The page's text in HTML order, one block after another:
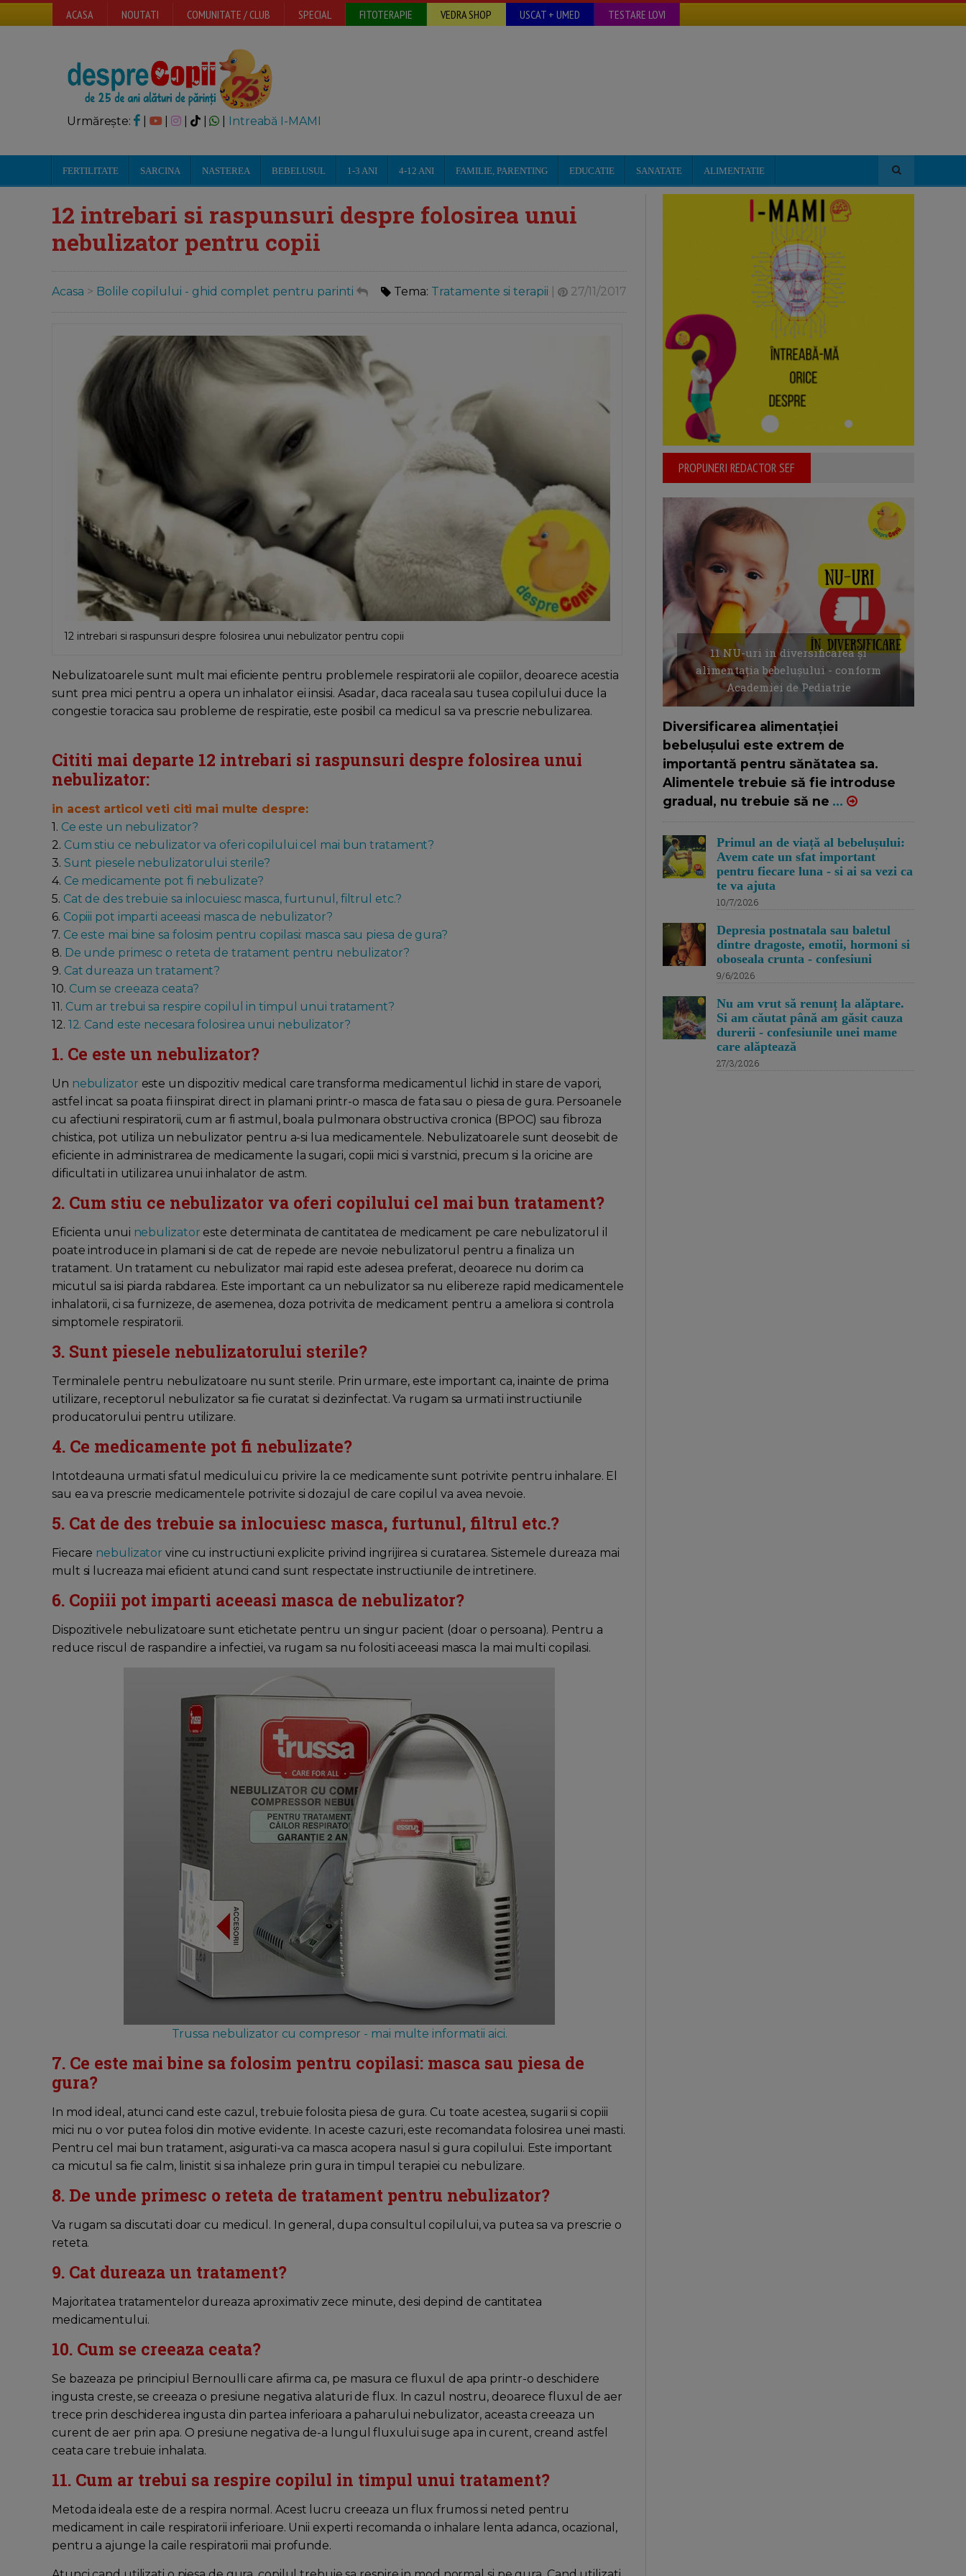
ACASA NOUTATI COMUNITATE / CLUB SPECIAL FITOTERAPIE VEDRA SHOP USCAT + UMED TESTARE LOVI
Urmărește: | | Intreabă I-MAMI
FERTILITATE SARCINA NASTEREA BEBELUSUL 1-3 ANI 4-12 ANI FAMILIE, PARENTING EDUCATIE SANATATE ALIMENTATIE
12 intrebari si raspunsuri despre folosirea unui
nebulizator pentru copii
Acasa > Bolile copilului - ghid complet pentru parinti Tema: Tratamente si terapii 27/11/2017
12 intrebari si raspunsuri despre folosirea unui nebulizator pentru copii
Nebulizatoarele sunt mult mai eficiente pentru problemele respiratorii ale copiilor, deoarece acestia
sunt prea mici pentru a opera un inhalator ei insisi. Asadar, daca raceala sau tusea copilului duce la
congestie toracica sau probleme de respiratie, este posibil ca medicul sa va prescrie nebulizarea.
Cititi mai departe 12 intrebari si raspunsuri despre folosirea unui
nebulizator:
in acest articol veti citi mai multe despre:
1. Ce este un nebulizator?
2. Cum stiu ce nebulizator va oferi copilului cel mai bun tratament?
3. Sunt piesele nebulizatorului sterile?
4. Ce medicamente pot fi nebulizate?
5. Cat de des trebuie sa inlocuiesc masca, furtunul, filtrul etc.?
6. Copiii pot imparti aceeasi masca de nebulizator?
7. Ce este mai bine sa folosim pentru copilasi: masca sau piesa de gura?
8. De unde primesc o reteta de tratament pentru nebulizator?
9. Cat dureaza un tratament?
10. Cum se creeaza ceata?
11. Cum ar trebui sa respire copilul in timpul unui tratament?
12. 12. Cand este necesara folosirea unui nebulizator?
1. Ce este un nebulizator?
Un nebulizator este un dispozitiv medical care transforma medicamentul lichid in stare de vapori,
astfel incat sa poata fi inspirat direct in plamani printr-o masca de fata sau o piesa de gura. Persoanele
cu afectiuni respiratorii, cum ar fi astmul, boala pulmonara obstructiva cronica (BPOC) sau fibroza
chistica, pot utiliza un nebulizator pentru a-si lua medicamentele. Nebulizatoarele sunt deosebit de
eficiente in administrarea de medicamente la sugari, copii mici si varstnici, precum si la oricine are
dificultati in utilizarea unui inhalator de astm.
2. Cum stiu ce nebulizator va oferi copilului cel mai bun tratament?
Eficienta unui nebulizator este determinata de cantitatea de medicament pe care nebulizatorul il
poate introduce in plamani si de cat de repede are nevoie nebulizatorul pentru a finaliza un
tratament. Un tratament cu nebulizator mai rapid este adesea preferat, deoarece nu dorim ca
micutul sa isi piarda rabdarea. Este important ca un nebulizator sa nu elibereze rapid medicamentele
inhalatorii, ci sa furnizeze, de asemenea, doza potrivita de medicament pentru a ameliora si controla
simptomele respiratorii.
3. Sunt piesele nebulizatorului sterile?
Terminalele pentru nebulizatoare nu sunt sterile. Prin urmare, este important ca, inainte de prima
utilizare, receptorul nebulizator sa fie curatat si dezinfectat. Va rugam sa urmati instructiunile
producatorului pentru utilizare.
4. Ce medicamente pot fi nebulizate?
Intotdeauna urmati sfatul medicului cu privire la ce medicamente sunt potrivite pentru inhalare. El
sau ea va prescrie medicamentele potrivite si dozajul de care copilul va avea nevoie.
5. Cat de des trebuie sa inlocuiesc masca, furtunul, filtrul etc.?
Fiecare nebulizator vine cu instructiuni explicite privind ingrijirea si curatarea. Sistemele dureaza mai
mult si lucreaza mai eficient atunci cand sunt respectate instructiunile de intretinere.
6. Copiii pot imparti aceeasi masca de nebulizator?
Dispozitivele nebulizatoare sunt etichetate pentru un singur pacient (doar o persoana). Pentru a
reduce riscul de raspandire a infectiei, va rugam sa nu folositi aceeasi masca la mai multi copilasi.
Trussa nebulizator cu compresor - mai multe informatii aici.
7. Ce este mai bine sa folosim pentru copilasi: masca sau piesa de
gura?
In mod ideal, atunci cand este cazul, trebuie folosita piesa de gura. Cu toate acestea, sugarii si copiii
mici nu o vor putea folosi din motive evidente. In aceste cazuri, este recomandata folosirea unei masti.
Pentru cel mai bun tratament, asigurati-va ca masca acopera nasul si gura copilului. Este important
ca micutul sa fie calm, linistit si sa inhaleze prin gura in timpul terapiei cu nebulizare.
8. De unde primesc o reteta de tratament pentru nebulizator?
Va rugam sa discutati doar cu medicul. In general, dupa consultul copilului, va putea sa va prescrie o
reteta.
9. Cat dureaza un tratament?
Majoritatea tratamentelor dureaza aproximativ zece minute, desi depind de cantitatea
medicamentului.
10. Cum se creeaza ceata?
Se bazeaza pe principiul Bernoulli care afirma ca, pe masura ce fluxul de apa printr-o deschidere
ingusta creste, se creeaza o presiune negativa alaturi de flux. In cazul nostru, deoarece fluxul de aer
trece prin deschiderea ingusta din partea inferioara a paharului nebulizator, aceasta creeaza un
curent de aer prin apa. O presiune negativa de-a lungul fluxului suge apa in curent, creand astfel
ceata care trebuie inhalata.
11. Cum ar trebui sa respire copilul in timpul unui tratament?
Metoda ideala este de a respira normal. Acest lucru creeaza un flux frumos si neted pentru
medicament in caile respiratorii inferioare. Unii experti recomanda o inhalare lenta adanca, ocazional,
pentru a ajunge la caile respiratorii mai profunde.
PROPUNERI REDACTOR SEF
11 NU-uri in diversificarea și
alimentația bebelușului - conform
Academiei de Pediatrie
Diversificarea alimentației
bebelușului este extrem de
importantă pentru sănătatea sa.
Alimentele trebuie să fie introduse
gradual, nu trebuie să ne ...
Primul an de viață al bebelușului:
Avem cate un sfat important
pentru fiecare luna - si ai sa vezi ca
te va ajuta
10/7/2026
Depresia postnatala sau baletul
dintre dragoste, emotii, hormoni si
oboseala crunta - confesiuni
9/6/2026
Nu am vrut să renunț la alăptare.
Si am căutat până am găsit cauza
durerii - confesiunile unei mame
care alăptează
27/3/2026